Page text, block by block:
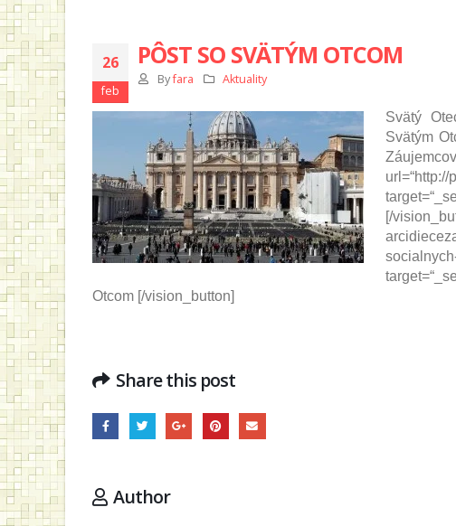
26
feb
PÔST SO SVÄTÝM OTCOM
Byfara Aktuality
Svätý
Svätým
[/
Otcom [/vision_button]
Share this post
Author